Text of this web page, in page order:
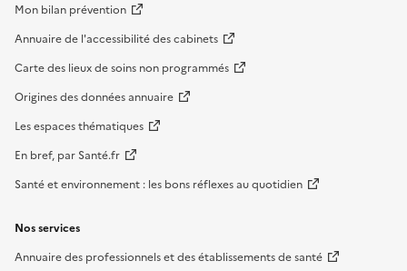
Mon bilan prévention
Annuaire de l'accessibilité des cabinets
Carte des lieux de soins non programmés
Origines des données annuaire
Les espaces thématiques
En bref, par Santé.fr
Santé et environnement : les bons réflexes au quotidien
Nos services
Annuaire des professionnels et des établissements de santé